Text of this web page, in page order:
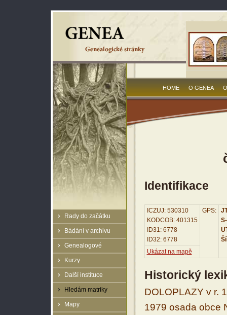
Rady do začátku
Bádání v archivu
Genealogové
Kurzy
Další instituce
Hledám matriky
Mapy
HOME O GENEA
Identifikace
ICZUJ: 530310
KODCOB: 401315
ID31: 6778
ID32: 6778
GPS:
Ukázat na mapě
Historický
DOLOPLAZY v r.
1979 osada obce